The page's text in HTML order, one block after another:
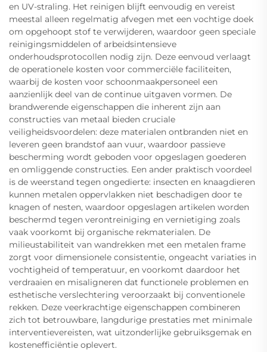
en UV-straling. Het reinigen blijft eenvoudig en vereist
meestal alleen regelmatig afvegen met een vochtige doek
om opgehoopt stof te verwijderen, waardoor geen speciale
reinigingsmiddelen of arbeidsintensieve
onderhoudsprotocollen nodig zijn. Deze eenvoud verlaagt
de operationele kosten voor commerciële faciliteiten,
waarbij de kosten voor schoonmaakpersoneel een
aanzienlijk deel van de continue uitgaven vormen. De
brandwerende eigenschappen die inherent zijn aan
constructies van metaal bieden cruciale
veiligheidsvoordelen: deze materialen ontbranden niet en
leveren geen brandstof aan vuur, waardoor passieve
bescherming wordt geboden voor opgeslagen goederen
en omliggende constructies. Een ander praktisch voordeel
is de weerstand tegen ongedierte: insecten en knaagdieren
kunnen metalen oppervlakken niet beschadigen door te
knagen of nesten, waardoor opgeslagen artikelen worden
beschermd tegen verontreiniging en vernietiging zoals
vaak voorkomt bij organische rekmaterialen. De
milieustabiliteit van wandrekken met een metalen frame
zorgt voor dimensionele consistentie, ongeacht variaties in
vochtigheid of temperatuur, en voorkomt daardoor het
verdraaien en misaligneren dat functionele problemen en
esthetische verslechtering veroorzaakt bij conventionele
rekken. Deze veerkrachtige eigenschappen combineren
zich tot betrouwbare, langdurige prestaties met minimale
interventievereisten, wat uitzonderlijke gebruiksgemak en
kostenefficiëntie oplevert.